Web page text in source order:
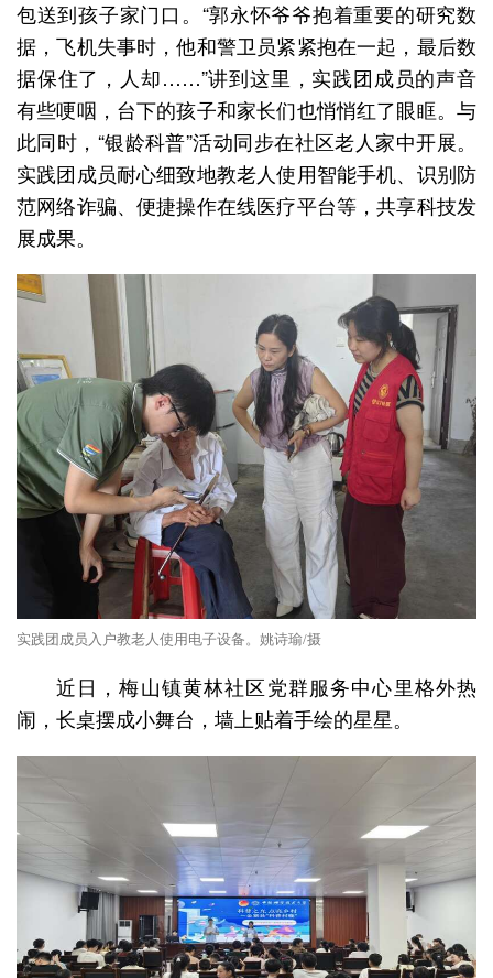
包送到孩子家门口。 “郭永怀爷爷抱着重要的研究数
据，飞机失事时，他和警卫员紧紧抱在一起，最后数
据保住了，人却……”讲到这里，实践团成员的声音
有些哽咽，台下的孩子和家长们也悄悄红了眼眶。 与
此同时，“银龄科普”活动同步在社区老人家中开展。
实践团成员耐心细致地教老人使用智能手机、识别防
范网络诈骗、便捷操作在线医疗平台等，共享科技发
展成果。
实践团成员入户教老人使用电子设备。姚诗瑜/摄
近日，梅山镇黄林社区党群服务中心里格外热
闹，长桌摆成小舞台，墙上贴着手绘的星星。